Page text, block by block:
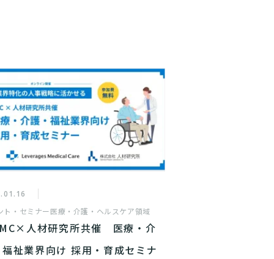
ト・セミナー医療・介護・ヘルスケア領域
人材研究所共催 医療・介
祉業界向け 採用・育成セミナ